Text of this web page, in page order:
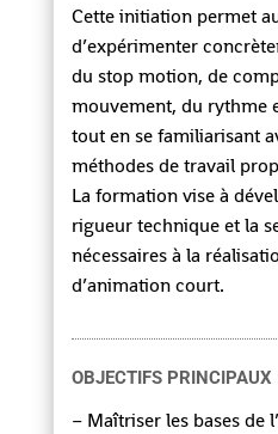
Cette initiation permet
d’expérimenter
du stop motion, de
mouvement, du rythme
tout en se familiarisant
méthodes de travail
La formation vise à
rigueur technique et la
nécessaires à la
d’animation court.
OBJECTIFS PRINCIPAUX
– Maîtriser les bases de